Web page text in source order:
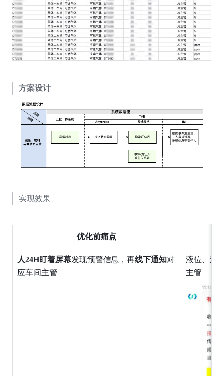
方案设计
实现效果
优化前痛点
人24H盯着屏幕发现预警信息，再线下通知对
应车间主管
液位、温
主管